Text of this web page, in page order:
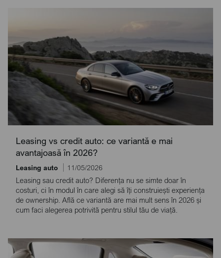
Leasing vs credit auto: ce variantă e mai
avantajoasă în 2026?
Leasing auto 11/05/2026
Leasing sau credit auto? Diferența nu se simte doar în
costuri, ci în modul în care alegi să îți construiești experiența
de ownership. Află ce variantă are mai mult sens în 2026 și
cum faci alegerea potrivită pentru stilul tău de viață.